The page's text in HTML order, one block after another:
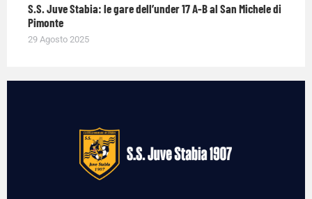
S.S. Juve Stabia: le gare dell’under 17 A-B al San Michele di
Pimonte
29 Agosto 2025